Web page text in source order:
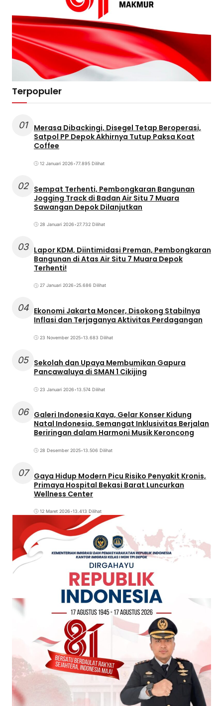
Terpopuler
01
Merasa Dibackingi, Disegel Tetap Beroperasi,
Satpol PP Depok Akhirnya Tutup Paksa Koat
Coffee
12 Januari 2026•77.895 Dilihat
02 Sempat Terhenti, Pembongkaran Bangunan
Jogging Track di Badan Air Situ 7 Muara
Sawangan Depok Dilanjutkan
28 Januari 2026•27.732 Dilihat
03 Lapor KDM, Diintimidasi Preman, Pembongkaran
Bangunan di Atas Air Situ 7 Muara Depok
Terhenti!
27 Januari 2026•25.686 Dilihat
04 Ekonomi Jakarta Moncer, Disokong Stabilnya
Inflasi dan Terjaganya Aktivitas Perdagangan
23 November 2025•13.683 Dilihat
05 Sekolah dan Upaya Membumikan Gapura
Pancawaluya di SMAN 1 Cikijing
23 Januari 2026•13.574 Dilihat
06 Galeri Indonesia Kaya, Gelar Konser Kidung
Natal Indonesia, Semangat Inklusivitas Berjalan
Beriringan dalam Harmoni Musik Keroncong
28 Desember 2025•13.506 Dilihat
07
Gaya Hidup Modern Picu Risiko Penyakit Kronis,
Primaya Hospital Bekasi Barat Luncurkan
Wellness Center
12 Maret 2026•13.413 Dilihat